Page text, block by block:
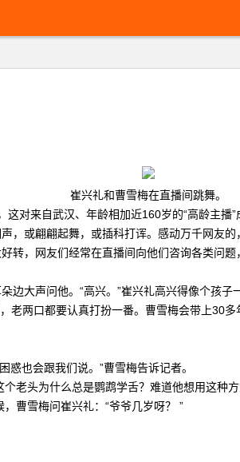
崔兴礼和曹雪梅在直播间跳舞。
来自武汉、年龄相加近160岁的“高龄主播”
或翩翩起舞，或插科打诨。感动万千网友的
，网友们经常在直播间向他们咨询各类问题
大声问他。“高兴。”崔兴礼高兴得像个孩子
两口都要认真打扮一番。曹雪梅会带上30
也会跟我们说。”曹雪梅告诉记者。
头为什么总是鹦鹉学舌？难道他想用这种方
曹雪梅问崔兴礼：“爷爷几岁呀？ ”